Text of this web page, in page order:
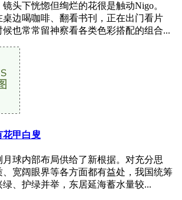
头下恍惚但绚烂的花很是触动Nigo。
桌边喝咖啡、翻看书刊，正在出门看片
也常常留神察看各类色彩搭配的组合...
花甲白叟
球内部布局供给了新根据。对充分思
、宽阔眼界等各方面都有益处，我国统筹
、护绿并举，东居延海蓄水量较...